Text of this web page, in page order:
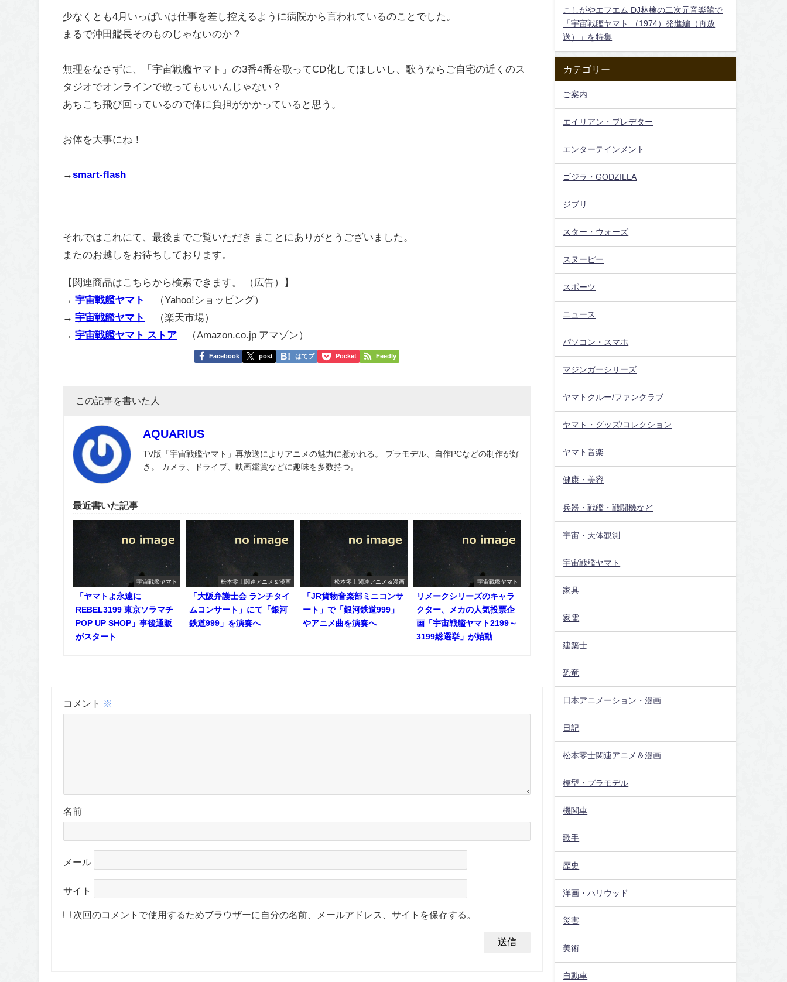
少なくとも4月いっぱいは仕事を差し控えるように病院から言われているのことでした。
まるで沖田艦長そのものじゃないのか？
無理をなさずに、「宇宙戦艦ヤマト」の3番4番を歌ってCD化してほしいし、歌うならご自宅の近くのス
タジオでオンラインで歌ってもいいんじゃない？
あちこち飛び回っているので体に負担がかかっていると思う。
お体を大事にね！
→smart-flash
それではこれにて、最後までご覧いただき まことにありがとうございました。
またのお越しをお待ちしております。
【関連商品はこちらから検索できます。 （広告）】
→宇宙戦艦ヤマト
（Yahoo!ショッピング）
→宇宙戦艦ヤマト
（楽天市場）
→宇宙戦艦ヤマト ストア （Amazon.co.jp アマゾン）
Facebook post はてブ Pocket Feedly
この記事を書いた人
AQUARIUS
TV版「宇宙戦艦ヤマト」再放送によりアニメの魅力に惹かれる。 プラモデル、自作PCなどの制作が好
き。 カメラ、ドライブ、映画鑑賞などに趣味を多数持つ。
最近書いた記事
宇宙戦艦ヤマト
「ヤマトよ永遠に
REBEL3199 東京ソラマチ
POP UP SHOP」事後通販
がスタート
松本零士関連アニメ＆漫画
「大阪弁護士会 ランチタイ
ムコンサート」にて「銀河
鉄道999」を演奏へ
松本零士関連アニメ＆漫画
「JR貨物音楽部ミニコンサ
ート」で「銀河鉄道999」
やアニメ曲を演奏へ
宇宙戦艦ヤマト
リメークシリーズのキャラ
クター、メカの人気投票企
画「宇宙戦艦ヤマト2199～
3199総選挙」が始動
コメント ※
名前
メール
サイト
次回のコメントで使用するためブラウザーに自分の名前、メールアドレス、サイトを保存する。
こしがやエフエム DJ林檎の二次元音楽館で
「宇宙戦艦ヤマト （1974）発進編（再放
送）」を特集
カテゴリー
ご案内
エイリアン・プレデター
エンターテインメント
ゴジラ・GODZILLA
ジブリ
スター・ウォーズ
スヌーピー
スポーツ
ニュース
パソコン・スマホ
マジンガーシリーズ
ヤマトクルー/ファンクラブ
ヤマト・グッズ/コレクション
ヤマト音楽
健康・美容
兵器・戦艦・戦闘機など
宇宙・天体観測
宇宙戦艦ヤマト
家具
家電
建築士
恐竜
日本アニメーション・漫画
日記
松本零士関連アニメ＆漫画
模型・プラモデル
機関車
歌手
歴史
洋画・ハリウッド
災害
美術
自動車